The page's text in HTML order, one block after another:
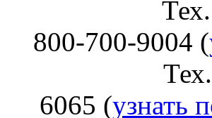
Тех.
800-700-9004 (
Тех.
6065 (узнать